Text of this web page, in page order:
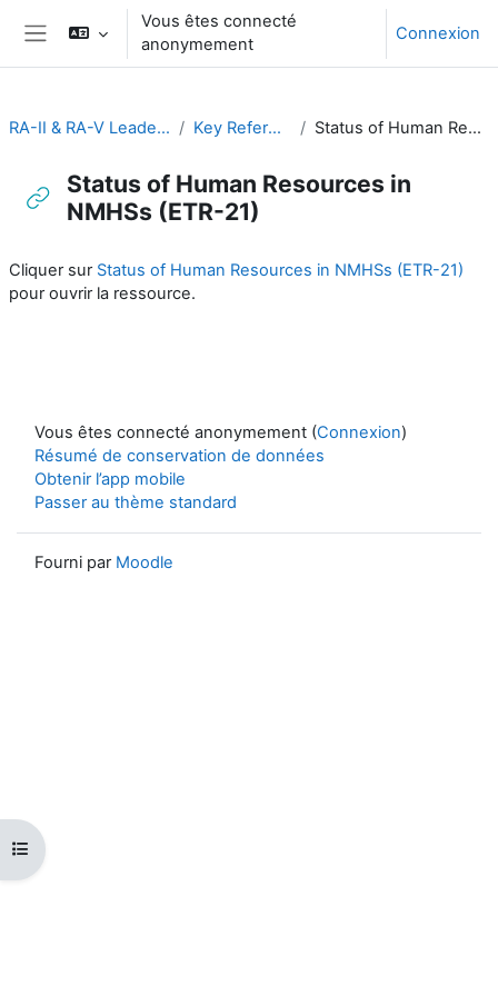
Passer au contenu principal
Panneau latéral
Vous êtes connecté
anonymement
Connexion
Ouvrir l’index du cours
RA-II & RA-V Leadership and Management Key Reference Publications Status of Human Resources in NMHSs (ETR-21)
Status of Human Resources in
NMHSs (ETR-21)
Cliquer sur Status of Human Resources in NMHSs (ETR-21)
pour ouvrir la ressource.
Vous êtes connecté anonymement (Connexion)
Résumé de conservation de données
Obtenir l’app mobile
Passer au thème standard
Fourni par Moodle